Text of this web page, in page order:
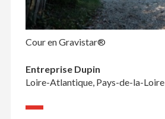
Cour en Gravistar®
Entreprise Dupin
Loire-Atlantique, Pays-de-la-Loire